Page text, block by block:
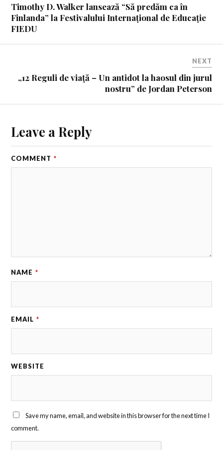
Timothy D. Walker lansează “Să predăm ca în
Finlanda” la Festivalului Internațional de Educație
FIEDU
NEXT
„12 Reguli de viață – Un antidot la haosul din jurul
nostru” de Jordan Peterson
Leave a Reply
COMMENT *
NAME *
EMAIL *
WEBSITE
Save my name, email, and website in this browser for the next time I
comment.